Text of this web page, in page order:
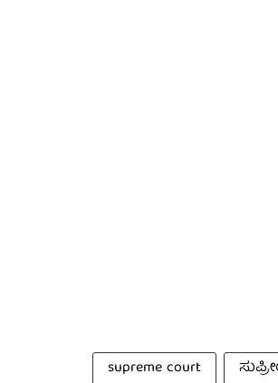
supreme court